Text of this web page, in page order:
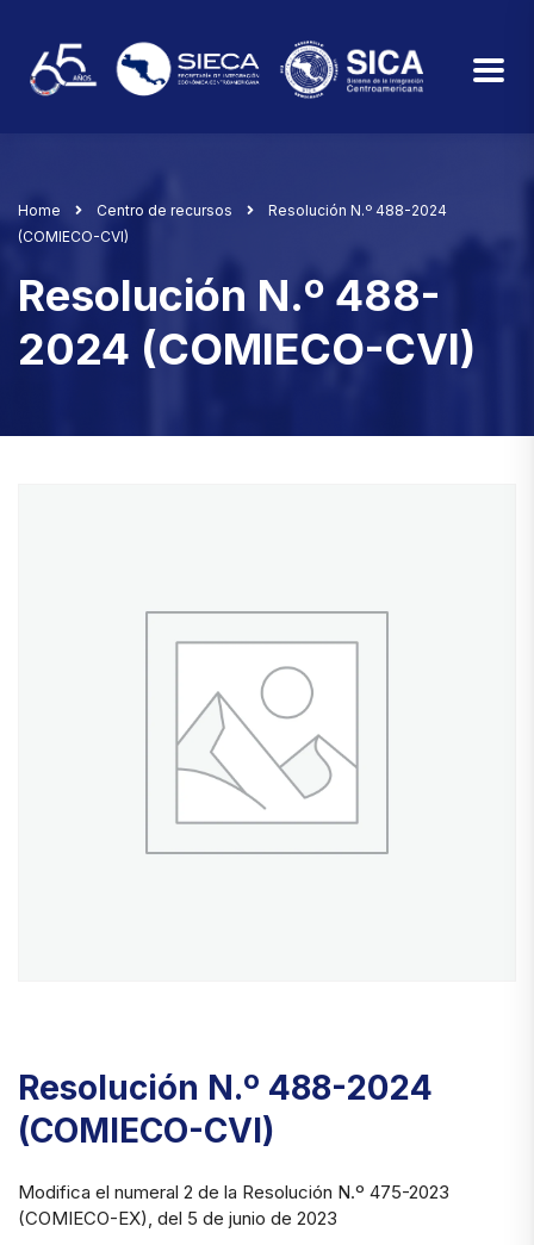
Home Centro de recursos
Resolución N.º 488-2024
(COMIECO-CVI)
Resolución N.º 488-
2024 (COMIECO-CVI)
Resolución N.º 488-2024
(COMIECO-CVI)
Modifica el numeral 2 de la Resolución N.º 475-2023
(COMIECO-EX), del 5 de junio de 2023